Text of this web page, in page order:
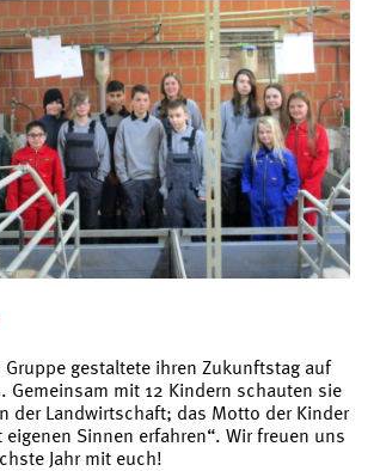
Gruppe gestaltete ihren Zukunftstag auf
Gemeinsam mit 12 Kindern schauten sie
der Landwirtschaft; das Motto der Kinder
eigenen Sinnen erfahren“. Wir freuen uns
Jahr mit euch!